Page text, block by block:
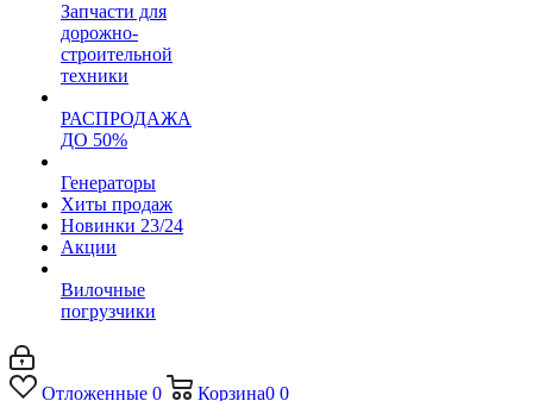
Запчасти для
дорожно-
строительной
техники
РАСПРОДАЖА
ДО 50%
Генераторы
Хиты продаж
Новинки 23/24
Акции
Вилочные
погрузчики
Отложенные 0 Корзина0 0